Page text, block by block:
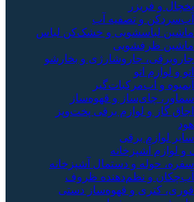
یخچال و فریزر
آب‌سردکن و تصفیه آب
ماشین لباسشویی و خشک‌کن لباس
ماشین ظرفشویی
جاروبرقی، جاروشارژی و بخارشو
اتو و لوازم اتو
آبمیوه و آب‌مرکبات‌گیر
سماور، چای‌ساز و قهوه‌ساز
اجاق گاز و لوازم برقی پخت‌وپز
هود
سایر لوازم برقی
لوازم آشپزخانه
سفره، حوله و دستمال آشپزخانه
آب‌چکان و نظم‌دهنده ظروف
قوری، کتری و قهوه‌ساز دستی